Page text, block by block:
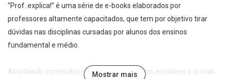
"Prof. explica!” é uma série de e-books elaborados por
professores altamente capacitados, que tem por objetivo tirar
dúvidas nas disciplinas cursadas por alunos dos ensinos
fundamental e médio.
Abordando conteúdos recorrentes em testes escolares e provas
Mostrar mais